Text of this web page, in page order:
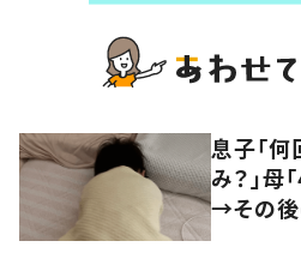
息子「
み？」母
→その後